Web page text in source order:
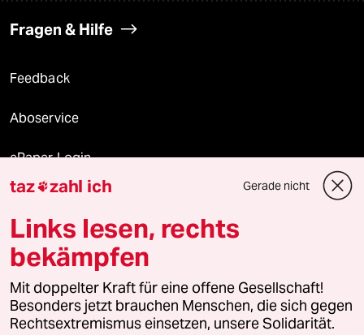
Fragen & Hilfe
Feedback
Aboservice
ePaper Login
Downloads für Abonnierende
© 2026 taz Verlags und Vertriebs GmbH
Alle Rechte vorbehalten. Bei rechtlichen Fragen oder für Genehmigungen
wenden Sie sich bitte an
lizenzen@taz.de
taz zahl ich Gerade nicht
Links lesen, rechts
bekämpfen
Mit doppelter Kraft für eine offene Gesellschaft!
Besonders jetzt brauchen Menschen, die sich gegen
Rechtsextremismus einsetzen, unsere Solidarität.